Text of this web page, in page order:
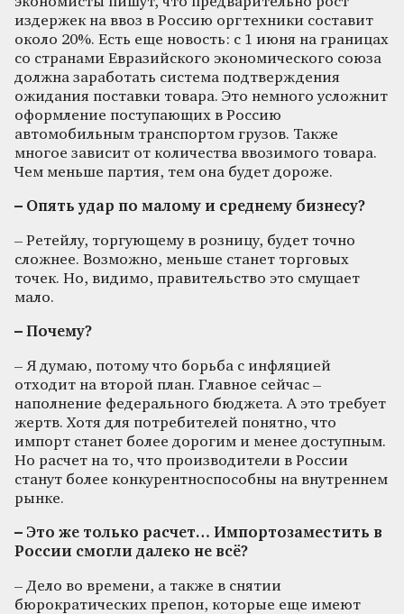
издержек на ввоз в Россию оргтехники составит
около 20%. Есть еще новость: с 1 июня на границах
со странами Евразийского экономического союза
должна заработать система подтверждения
ожидания поставки товара. Это немного усложнит
оформление поступающих в Россию
автомобильным транспортом грузов. Также
многое зависит от количества ввозимого товара.
Чем меньше партия, тем она будет дороже.
– Опять удар по малому и среднему бизнесу?
– Ретейлу, торгующему в розницу, будет точно
сложнее. Возможно, меньше станет торговых
точек. Но, видимо, правительство это смущает
мало.
– Почему?
– Я думаю, потому что борьба с инфляцией
отходит на второй план. Главное сейчас –
наполнение федерального бюджета. А это требует
жертв. Хотя для потребителей понятно, что
импорт станет более дорогим и менее доступным.
Но расчет на то, что производители в России
станут более конкурентноспособны на внутреннем
рынке.
– Это же только расчет… Импортозаместить в
России смогли далеко не всё?
– Дело во времени, а также в снятии
бюрократических препон, которые еще имеют